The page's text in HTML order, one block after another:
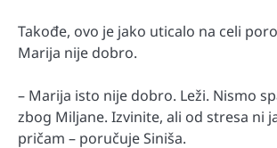
Takođe, ovo je jako uticalo na celi
Marija nije dobro.
– Marija isto nije dobro. Leži. Nismo
zbog Miljane. Izvinite, ali od stresa ni
pričam – poručuje Siniša.